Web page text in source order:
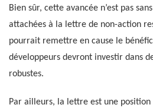
Bien sûr, cette avancée n’est pas
attachées à la lettre de non-action
pourrait remettre en cause le
développeurs devront investir dans
robustes.
Par ailleurs, la lettre est une